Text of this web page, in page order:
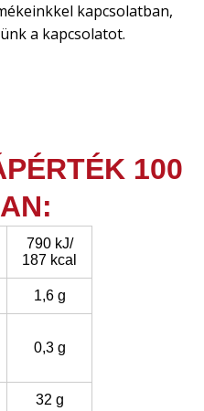
kapcsolatban,
a kapcsolatot.
100
790 kJ/
187 kcal
1,6 g
0,3 g
32 g